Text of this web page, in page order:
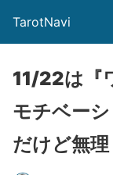
TarotNavi
11/22は『
モチベー
だけど無理